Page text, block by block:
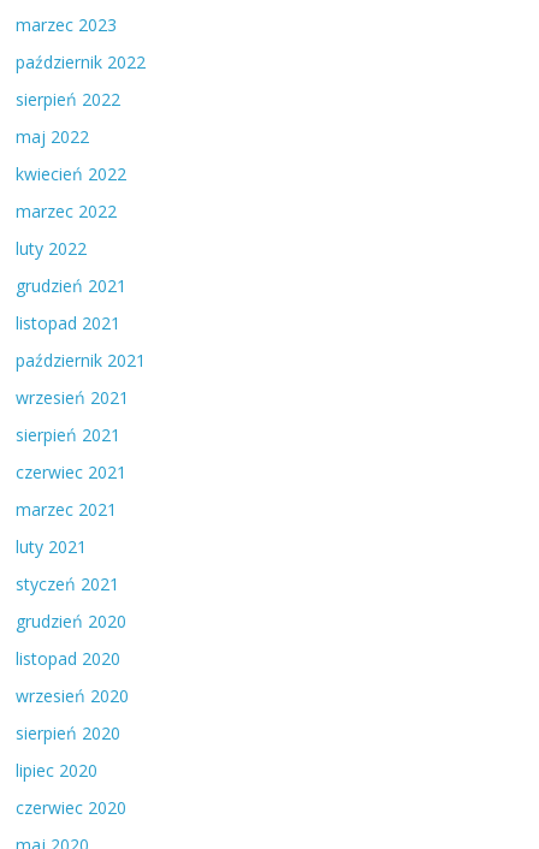
marzec 2023
październik 2022
sierpień 2022
maj 2022
kwiecień 2022
marzec 2022
luty 2022
grudzień 2021
listopad 2021
październik 2021
wrzesień 2021
sierpień 2021
czerwiec 2021
marzec 2021
luty 2021
styczeń 2021
grudzień 2020
listopad 2020
wrzesień 2020
sierpień 2020
lipiec 2020
czerwiec 2020